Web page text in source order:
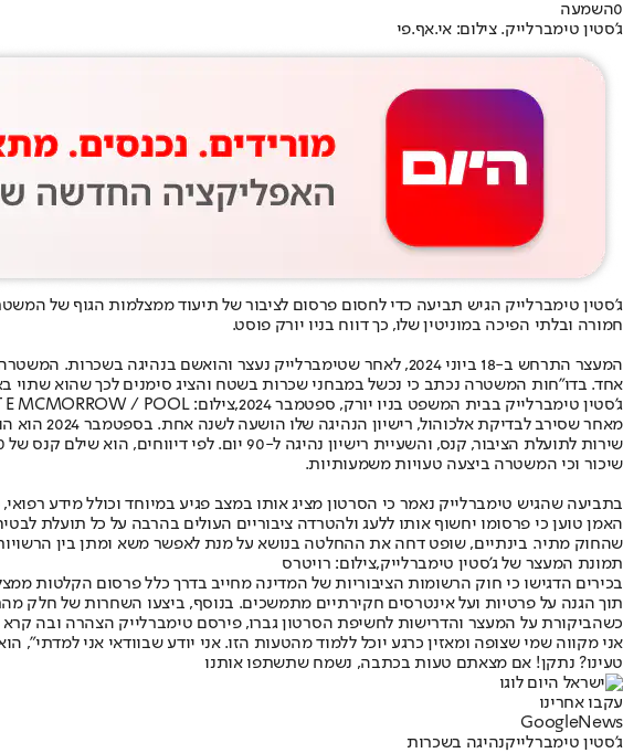
0השמעה
ג'סטין טימברלייק. צילום: אי.אף.פי
חמורה ובלתי הפיכה במוניטין שלו, כך דווח בניו יורק פוסט.
המעצר התרחש ב-18 ביוני 2024, לאחר שטימברלייק נעצר והואשם
אחד. בדו"חות המשטרה נכתב כי נכשל במבחני שכרות בשטח והציג סימנים לכך שהוא שתוי
ג'סטין טימברלייק בבית המשפט בניו יורק, ספטמבר 2024,צילום: EPA/T E MCMORROW / POOL
מאחר
שיכור וכי המשטרה ביצעה טעויות משמעותיות.
בתביעה שהגיש טימברלייק נאמר כי הסרטון מציג אותו במצב פגיע במיוחד וכולל מידע
שהחוק מתיר. בינתיים, שופט דחה את ההחלטה בנושא על מנת לאפשר משא ומתן בין הרשויות
תמונת המעצר של ג'סטין טימברלייק,צילום: רויטרס
בכירים הדגישו כי חוק הרשומות הציבוריות של המדינה מחייב בדרך כלל פרסום הקלטות
תוך הגנה על פרטיות ועל אינטרסים חקירתיים מתמשכים. בנוסף, ביצעו השחרות של חלק
כשהביקורת על המעצר והדרישות לחשיפת הסרטון גברו, פירסם טימברלייק הצהרה ובה
אני מקווה שמי שצופה ומאזין כרגע יוכל ללמוד מהטעות הזו. אני יודע שבוודאי אני למדתי",
טעינו? נתקן! אם מצאתם טעות בכתבה, נשמח שתשתפו אותנו
עקבו אחרינו
Googl eNews
ג'סטין טימברלייקנהיגה בשכרות